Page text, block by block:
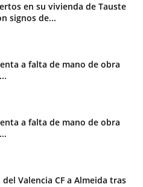
en su vivienda de Tauste
signos de...
a falta de mano de obra
a falta de mano de obra
Valencia CF a Almeida tras